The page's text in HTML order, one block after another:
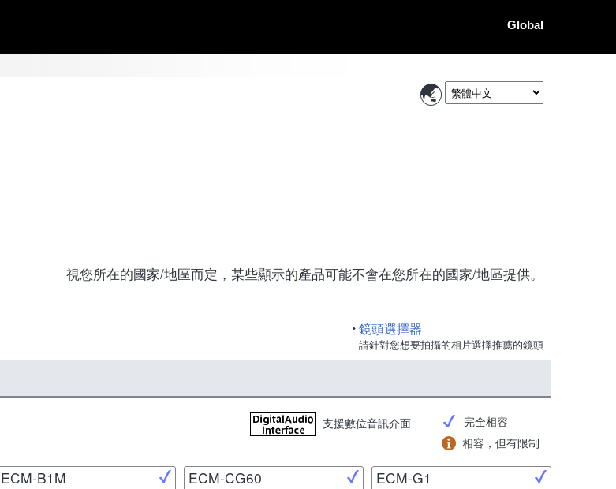
Global
視您所在的國家/地區而定，某些顯示的產品可能不會在您所在的國家/地區提供。
鏡頭選擇器
請針對您想要拍攝的相片選擇推薦的鏡頭
完全相容
相容，但有限制
支援數位音訊介面
ECM-B1M ECM-CG60 ECM-G1